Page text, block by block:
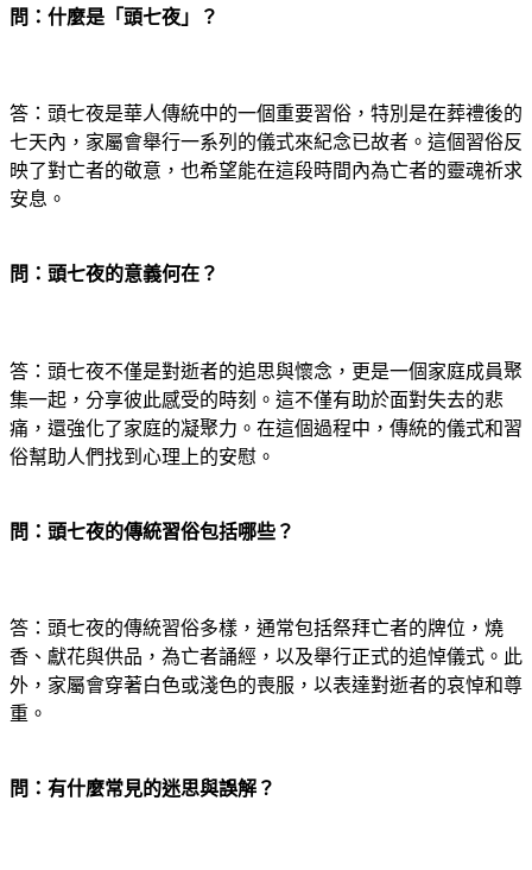
問：什麼是「頭七夜」？
答：頭七夜是華人傳統中的一個重要習俗，特別是在葬禮後的
七天內，家屬會舉行一系列的儀式來紀念已故者。這個習俗反
映了對亡者的敬意，也希望能在這段時間內為亡者的靈魂祈求
安息。
問：頭七夜的意義何在？
答：頭七夜不僅是對逝者的追思與懷念，更是一個家庭成員聚
集一起，分享彼此感受的時刻。這不僅有助於面對失去的悲
痛，還強化了家庭的凝聚力。在這個過程中，傳統的儀式和習
俗幫助人們找到心理上的安慰。
問：頭七夜的傳統習俗包括哪些？
答：頭七夜的傳統習俗多樣，通常包括祭拜亡者的牌位，燒
香、獻花與供品，為亡者誦經，以及舉行正式的追悼儀式。此
外，家屬會穿著白色或淺色的喪服，以表達對逝者的哀悼和尊
重。
問：有什麼常見的迷思與誤解？